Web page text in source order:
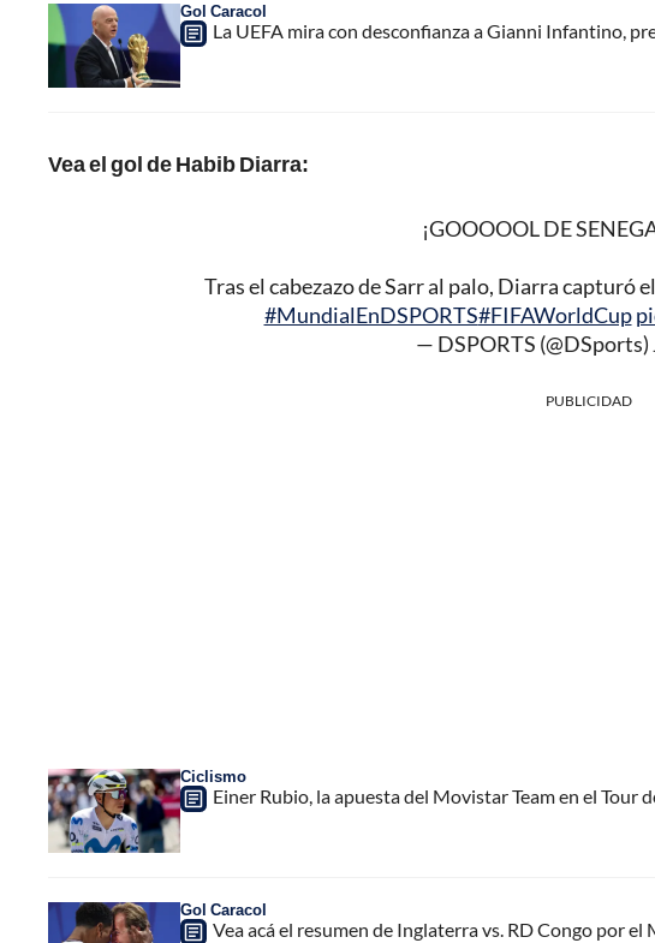
Gol Caracol
La UEFA mira con desconfianza a Gianni Infantino,
Vea el gol de Habib Diarra:
¡GOOOOOL DE
Tras el cabezazo de Sarr al palo, Diarra capturó
#MundialEnDSPORTS#FIFAWorldCup
— DSPORTS (@DSports)
PUBLICIDAD
Ciclismo
Einer Rubio, la apuesta del Movistar Team en el Tour
Gol Caracol
Vea acá el resumen de Inglaterra vs. RD Congo por